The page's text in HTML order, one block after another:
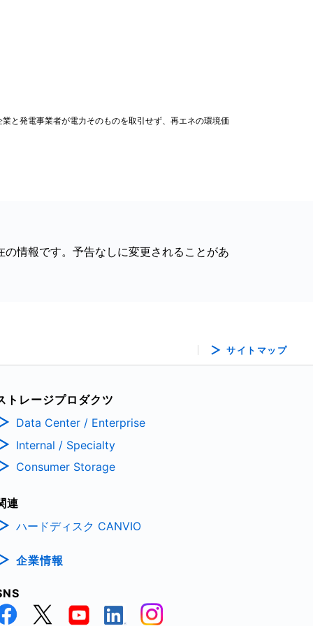
と発電事業者が電力そのものを取引せず、再エネの環境価
情報です。予告なしに変更されることがあ
サイトマップ
トレージプロダクツ
Data Center / Enterprise
Internal / Specialty
Consumer Storage
連
ハードディスク CANVIO
企業情報